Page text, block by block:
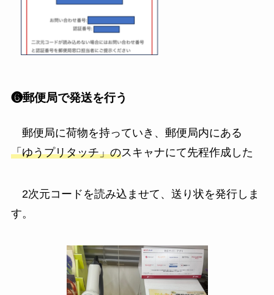
❻郵便局で発送を行う
郵便局に荷物を持っていき、郵便局内にある
「ゆうプリタッチ」のスキャナにて先程作成した
2次元コードを読み込ませて、送り状を発行しま
す。